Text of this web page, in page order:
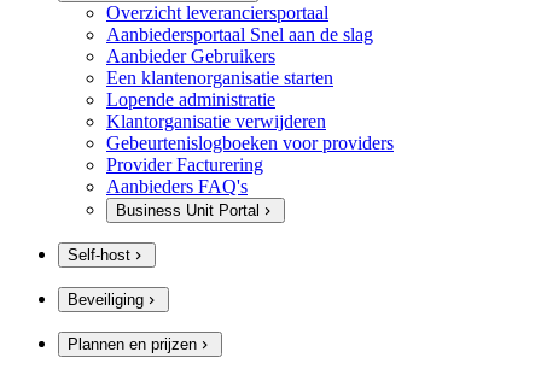
Overzicht leveranciersportaal
Aanbiedersportaal Snel aan de slag
Aanbieder Gebruikers
Een klantenorganisatie starten
Lopende administratie
Klantorganisatie verwijderen
Gebeurtenislogboeken voor providers
Provider Facturering
Aanbieders FAQ's
Business Unit Portal
Self-host
Beveiliging
Plannen en prijzen